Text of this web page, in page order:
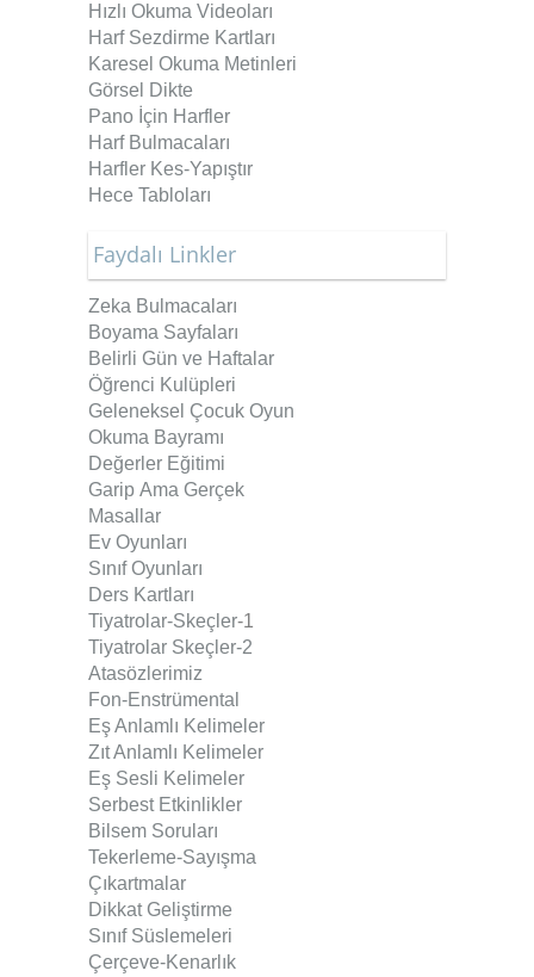
Hızlı Okuma Videoları
Harf Sezdirme Kartları
Karesel Okuma Metinleri
Görsel Dikte
Pano İçin Harfler
Harf Bulmacaları
Harfler Kes-Yapıştır
Hece Tabloları
Faydalı Linkler
Zeka Bulmacaları
Boyama Sayfaları
Belirli Gün ve Haftalar
Öğrenci Kulüpleri
Geleneksel Çocuk Oyun
Okuma Bayramı
Değerler Eğitimi
Garip Ama Gerçek
Masallar
Ev Oyunları
Sınıf Oyunları
Ders Kartları
Tiyatrolar-Skeçler-1
Tiyatrolar Skeçler-2
Atasözlerimiz
Fon-Enstrümental
Eş Anlamlı Kelimeler
Zıt Anlamlı Kelimeler
Eş Sesli Kelimeler
Serbest Etkinlikler
Bilsem Soruları
Tekerleme-Sayışma
Çıkartmalar
Dikkat Geliştirme
Sınıf Süslemeleri
Çerçeve-Kenarlık